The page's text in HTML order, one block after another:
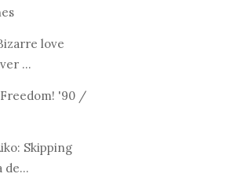
love
...
'90 /
Skipping
de...